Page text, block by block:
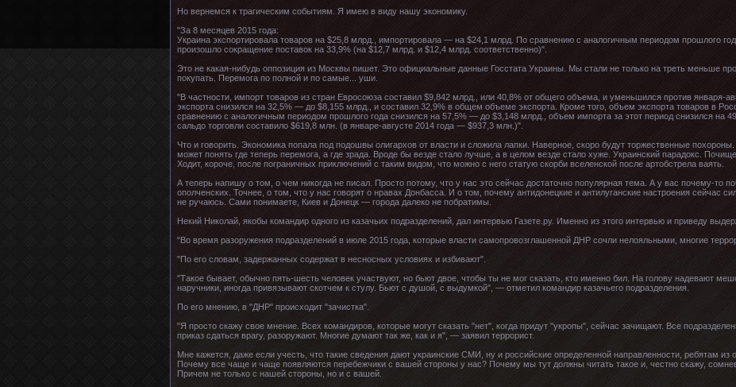
Но вернемся к трагическим событиям. Я имею в виду нашу экономику.
"За 8 месяцев 2015 года:
Украина экспортировала товаров на $25,8 млрд., импортировала — на $24,1 млрд. По сравнению с аналогичным периодом прошлого
произошло сокращение поставок на 33,9% (на $12,7 млрд. и $12,4 млрд. соответственно)".
Это не какая-нибудь оппозиция из Москвы пишет. Это официальные данные Госстата Украины. Мы стали не только на треть меньше
покупать. Перемога по полной и по самые... уши.
"В частности, импорт товаров из стран Евросоюза составил $9,842 млрд., или 40,8% от общего объема, и уменьшился против января-
экспорта снизился на 32,5% — до $8,155 млрд., и составил 32,9% в общем объеме экспорта. Кроме того, объем экспорта товаров в
сравнению с аналогичным периодом прошлого года снизился на 57,5% — до $3,148 млрд., объем импорта за этот период снизился на
сальдо торговли составило $619,8 млн. (в январе-августе 2014 года — $937,3 млн.)".
Что и говорить. Экономика попала под подошвы олигархов от власти и сложила лапки. Наверное, скоро будут торжественные
может понять где теперь перемога, а где зрада. Вроде бы везде стало лучше, а в целом везде стало хуже. Украинский парадокс.
Ходит, короче, после пограничных приключений с таким видом, что можно с него статую скорби вселенской после артобстрела ваять.
А теперь напишу о том, о чем никогда не писал. Просто потому, что у нас это сейчас достаточно популярная тема. А у вас почему-то
ополченских. Точнее, о том, что у нас говорят о нравах Донбасса. И о том, почему антидонецкие и антилуганские настроения сейчас
не ручаюсь. Сами понимаете, Киев и Донецк — города далеко не побратимы.
Некий Николай, якобы командир одного из казачьих подразделений, дал интервью Газете.ру. Именно из этого интервью и приведу
"Во время разоружения подразделений в июле 2015 года, которые власти самопровозглашенной ДНР сочли нелояльными, многие
"По его словам, задержанных содержат в несносных условиях и избивают".
"Такое бывает, обычно пять-шесть человек участвуют, но бьют двое, чтобы ты не мог сказать, кто именно бил. На голову надевают
наручники, иногда привязывают скотчем к стулу. Бьют с душой, с выдумкой", — отметил командир казачьего подразделения.
По его мнению, в "ДНР" происходит "зачистка".
"Я просто скажу свое мнение. Всех командиров, которые могут сказать "нет", когда придут "укропы", сейчас зачищают. Все
приказ сдаться врагу, разоружают. Многие думают так же, как и я", — заявил террорист.
Мне кажется, даже если учесть, что такие сведения дают украинские СМИ, ну и российские определенной направленности, ребятам из
Почему все чаще и чаще появляются перебежчики с вашей стороны у нас? Почему мы тут должны читать такое и, честно скажу,
Причем не только с нашей стороны, но и с вашей.